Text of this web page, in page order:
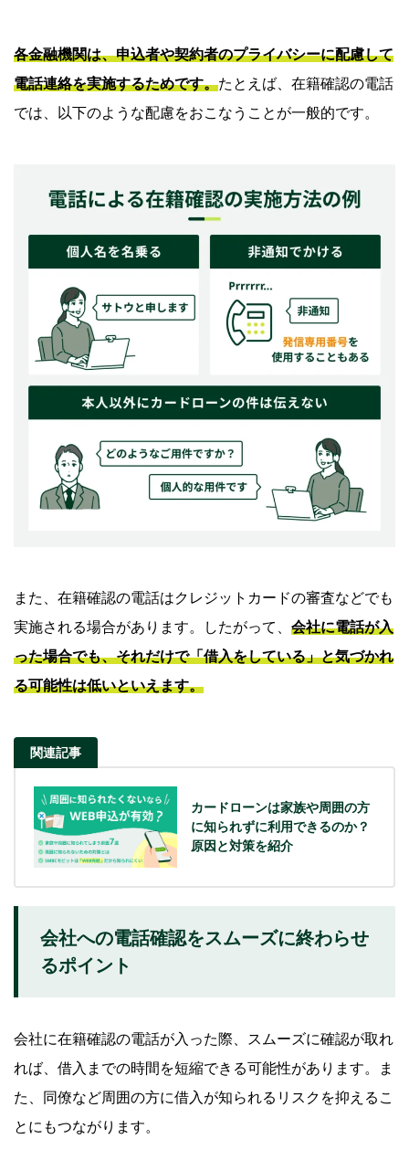
各金融機関は、申込者や契約者のプライバシーに配慮して
電話連絡を実施するためです。たとえば、在籍確認の電話
では、以下のような配慮をおこなうことが一般的です。
また、在籍確認の電話はクレジットカードの審査などでも
実施される場合があります。したがって、 会社に電話が入
った場合でも、それだけで「借入をしている」と気づかれ
る可能性は低いといえます。
関連記事
カードローンは家族や周囲の方
に知られずに利用できるのか？
原因と対策を紹介
会社への電話確認をスムーズに終わらせ
るポイント
会社に在籍確認の電話が入った際、スムーズに確認が取れ
れば、借入までの時間を短縮できる可能性があります。ま
た、同僚など周囲の方に借入が知られるリスクを抑えるこ
とにもつながります。